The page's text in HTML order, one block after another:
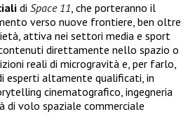
di Space 11, che porteranno il
verso nuove frontiere, ben oltre
attiva nei settori media e sport
direttamente nello spazio o
reali di microgravità e, per farlo,
esperti altamente qualificati, in
cinematografico, ingegneria
di volo spaziale commerciale